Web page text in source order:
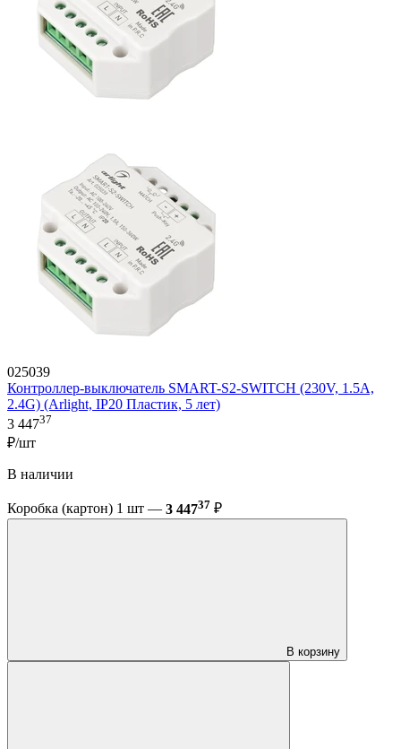
025039
Контроллер-выключатель SMART-S2-SWITCH (230V, 1.5A,
2.4G) (Arlight, IP20 Пластик, 5 лет)
3 44737
₽/шт
В наличии
Коробка (картон) 1 шт — 3 44737 ₽
В корзину